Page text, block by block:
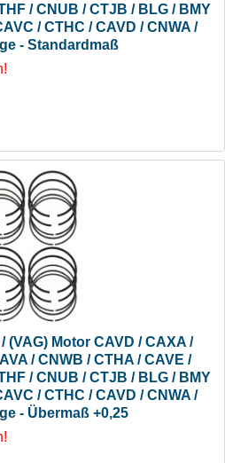
/ CNUB / CTJB / BLG / BMY
/ CTHC / CAVD / CNWA /
- Standardmaß
(VAG) Motor CAVD / CAXA /
/ CNWB / CTHA / CAVE /
/ CNUB / CTJB / BLG / BMY
/ CTHC / CAVD / CNWA /
- Übermaß +0,25